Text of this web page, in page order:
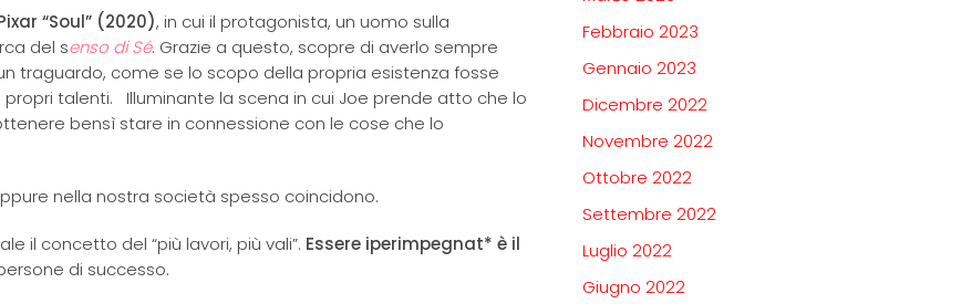
“Soul” (2020), in cui il protagonista, un uomo sulla
del senso di Sé. Grazie a questo, scopre di averlo sempre
traguardo, come se lo scopo della propria esistenza fosse
talenti. Illuminante la scena in cui Joe prende atto che lo
bensì stare in connessione con le cose che lo
nella nostra società spesso coincidono.
il concetto del “più lavori, più vali”. Essere iperimpegnat* è il
di successo.
Febbraio 2023
Gennaio 2023
Dicembre 2022
Novembre 2022
Ottobre 2022
Settembre 2022
Luglio 2022
Giugno 2022